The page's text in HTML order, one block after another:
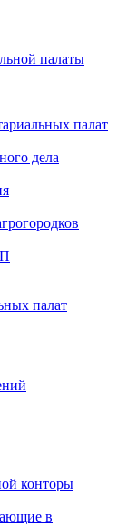
палаты
палат
дела
палат
конторы
в